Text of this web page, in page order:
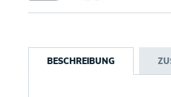
BESCHREIBUNG